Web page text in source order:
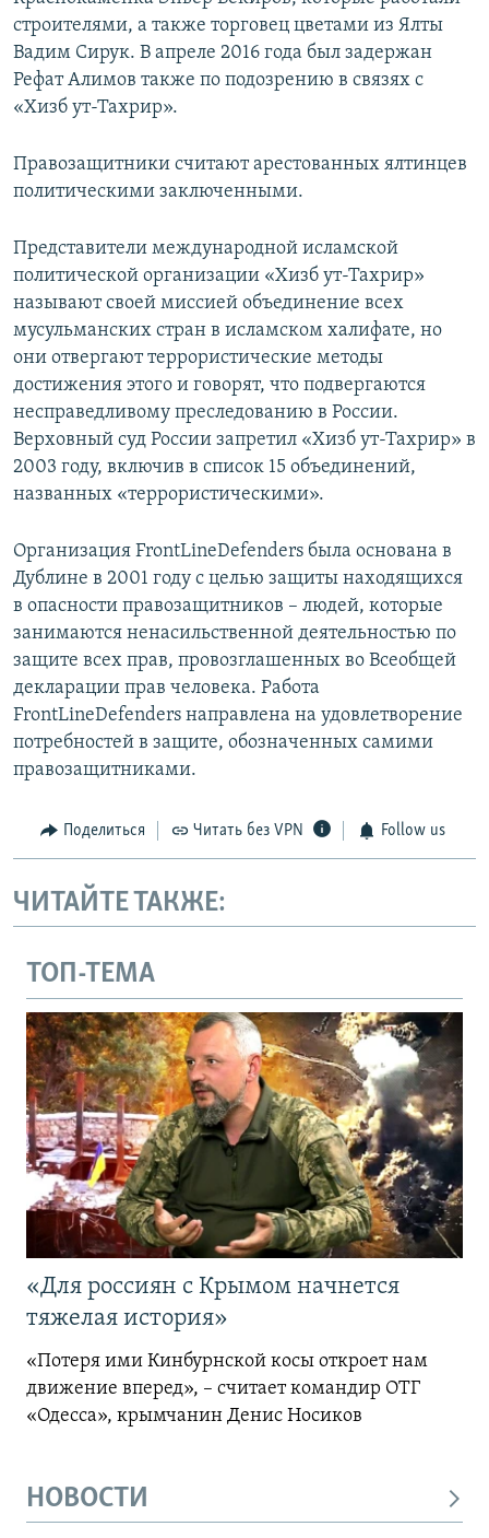
строителями, а также торговец цветами из Ялты
Вадим Сирук. В апреле 2016 года был задержан
Рефат Алимов также по подозрению в связях с
«Хизб ут-Тахрир».
Правозащитники считают арестованных ялтинцев
политическими заключенными.
Представители международной исламской
политической организации «Хизб ут-Тахрир»
называют своей миссией объединение всех
мусульманских стран в исламском халифате, но
они отвергают террористические методы
достижения этого и говорят, что подвергаются
несправедливому преследованию в России.
Верховный суд России запретил «Хизб ут-Тахрир» в
2003 году, включив в список 15 объединений,
названных «террористическими».
Организация FrontLineDefenders была основана в
Дублине в 2001 году с целью защиты находящихся
в опасности правозащитников – людей, которые
занимаются ненасильственной деятельностью по
защите всех прав, провозглашенных во Всеобщей
декларации прав человека. Работа
FrontLineDefenders направлена на удовлетворение
потребностей в защите, обозначенных самими
правозащитниками.
Поделиться Читать без VPN Follow us
ЧИТАЙТЕ ТАКЖЕ:
ТОП-ТЕМА
«Для россиян с Крымом начнется
тяжелая история»
«Потеря ими Кинбурнской косы откроет нам
движение вперед», – считает командир ОТГ
«Одесса», крымчанин Денис Носиков
НОВОСТИ